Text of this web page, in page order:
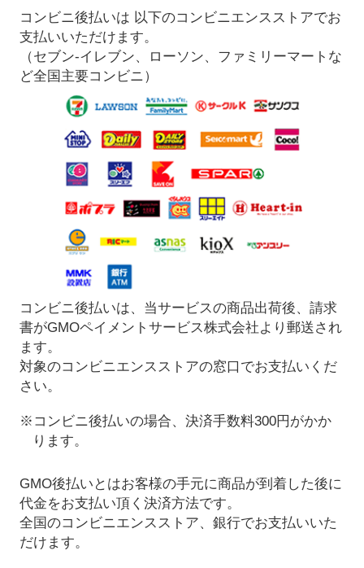
コンビニ後払いは 以下のコンビニエンスストアでお
支払いいただけます。
（セブン-イレブン、ローソン、ファミリーマートな
ど全国主要コンビニ）
コンビニ後払いは、当サービスの商品出荷後、請求
書がGMOペイメントサービス株式会社より郵送され
ます。
対象のコンビニエンスストアの窓口でお支払いくだ
さい。
※コンビニ後払いの場合、決済手数料300円がかか
ります。
GMO後払いとはお客様の手元に商品が到着した後に
代金をお支払い頂く決済方法です。
全国のコンビニエンスストア、銀行でお支払いいた
だけます。